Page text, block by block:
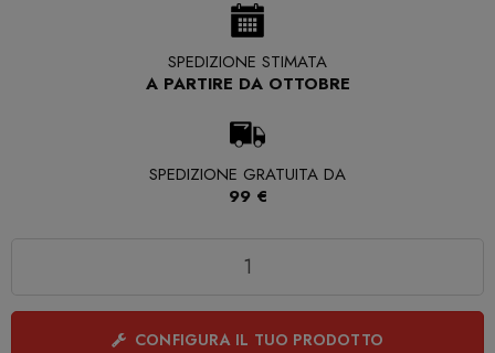
SPEDIZIONE STIMATA
A PARTIRE DA OTTOBRE
SPEDIZIONE GRATUITA DA
99 €
CONFIGURA IL TUO PRODOTTO